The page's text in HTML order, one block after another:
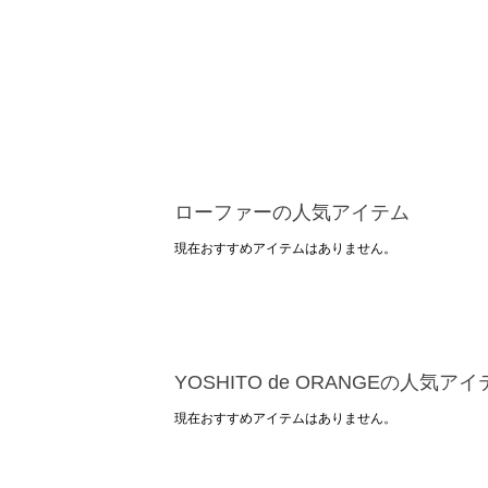
ローファーの人気アイテム
現在おすすめアイテムはありません。
YOSHITO de ORANGEの人気アイ
現在おすすめアイテムはありません。